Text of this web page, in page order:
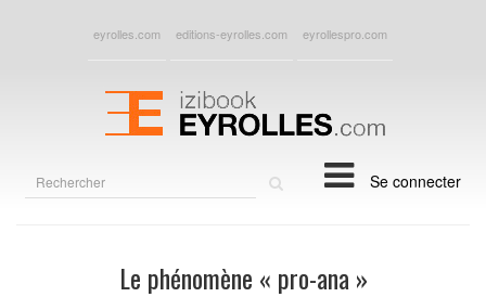
eyrolles.com editions-eyrolles.com eyrollespro.com
Se connecter
Le phénomène « pro-ana »